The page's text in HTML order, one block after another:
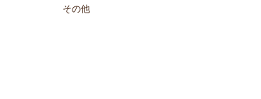
その他